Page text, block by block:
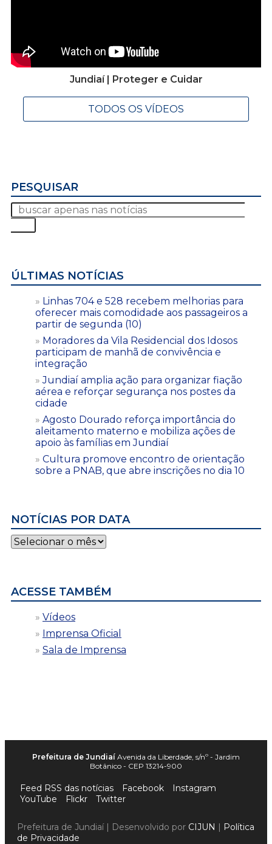
Jundiaí | Proteger e Cuidar
TODOS OS VÍDEOS
PESQUISAR
ÚLTIMAS NOTÍCIAS
Linhas 704 e 528 recebem melhorias para
oferecer mais comodidade aos passageiros a
partir de segunda (10)
Moradores da Vila Residencial dos Idosos
participam de manhã de convivência e
integração
Jundiaí amplia ação para organizar fiação
aérea e reforçar segurança nos postes da
cidade
Agosto Dourado reforça importância do
aleitamento materno e mobiliza ações de
apoio às famílias em Jundiaí
Cultura promove encontro de orientação
sobre a PNAB, que abre inscrições no dia 10
NOTÍCIAS POR DATA
Notícias
por
ACESSE TAMBÉM
Vídeos
Imprensa Oficial
Sala de Imprensa
Prefeitura de Jundiaí Avenida da Liberdade, s/nº - Jardim
Botânico - CEP 13214-900
Feed RSS das notícias Facebook
Instagram
YouTube
Flickr Twitter
Prefeitura de Jundiaí | Desenvolvido por CIJUN | Política
de Privacidade